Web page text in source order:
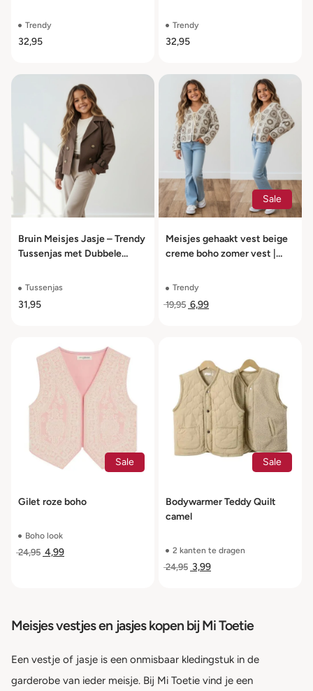
158/164
Trendy
32,95
Trendy
32,95
Bruin Meisjes Jasje – Trendy
Tussenjas met Dubbele
158/164
Tussenjas
31,95
Sale
Meisjes gehaakt vest beige
creme boho zomer vest |
Trendy
19,95 6,99
Sale
Gilet roze boho
Boho look
24,95 4,99
Sale
Bodywarmer Teddy Quilt
camel
2 kanten te dragen
24,95 3,99
Meisjes vestjes en jasjes kopen bij Mi Toetie
Een vestje of jasje is een onmisbaar kledingstuk in de
garderobe van ieder meisje. Bij Mi Toetie vind je een